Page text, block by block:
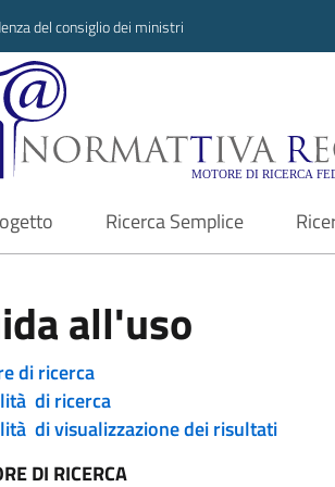
del consiglio dei ministri
Ricerca Semplice
all'uso
di ricerca
di ricerca
di visualizzazione dei risultati
DI RICERCA